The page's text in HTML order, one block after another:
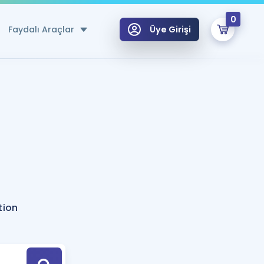
Faydalı Araçlar
Hesaplama Aracı
için Öneriler
Tek Takvimde
Üye Girişi
0
Hoca ile seni sınava hazırlayacak onlarca eğitim seni bekliyor!